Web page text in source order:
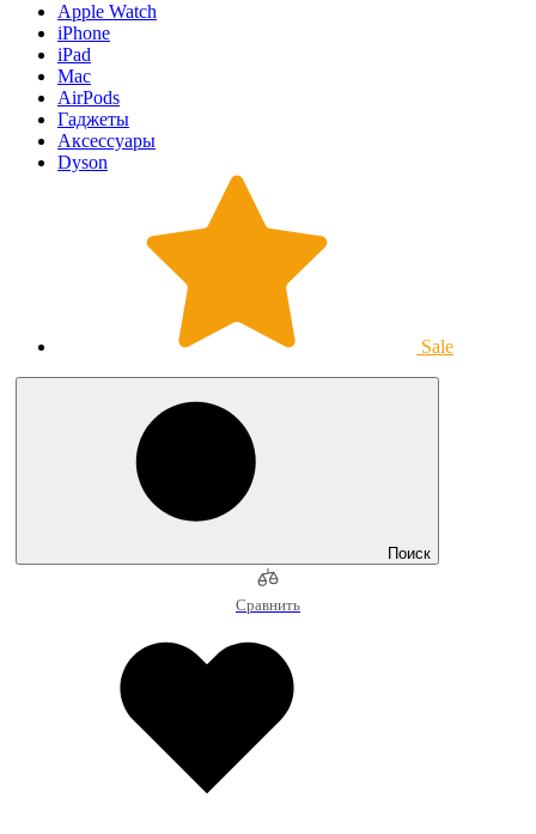
Apple Watch
iPhone
iPad
Mac
AirPods
Гаджеты
Аксессуары
Dyson
Sale
Поиск
Сравнить